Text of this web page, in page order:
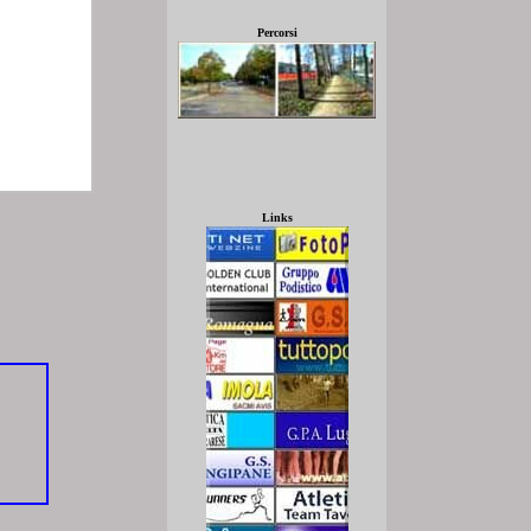
Percorsi
Links